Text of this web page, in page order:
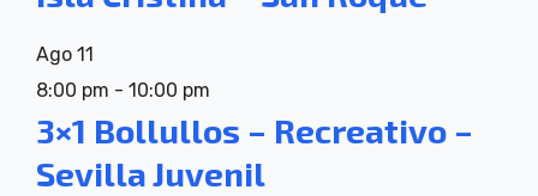
Ago 11
8:00 pm - 10:00 pm
3×1 Bollullos – Recreativo –
Sevilla Juvenil